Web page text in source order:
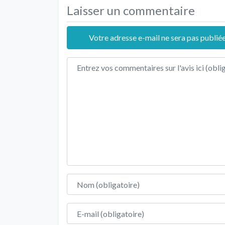
Laisser un commentaire
Votre adresse e-mail ne sera pas
Texte de l'avis
Nom
E-mail